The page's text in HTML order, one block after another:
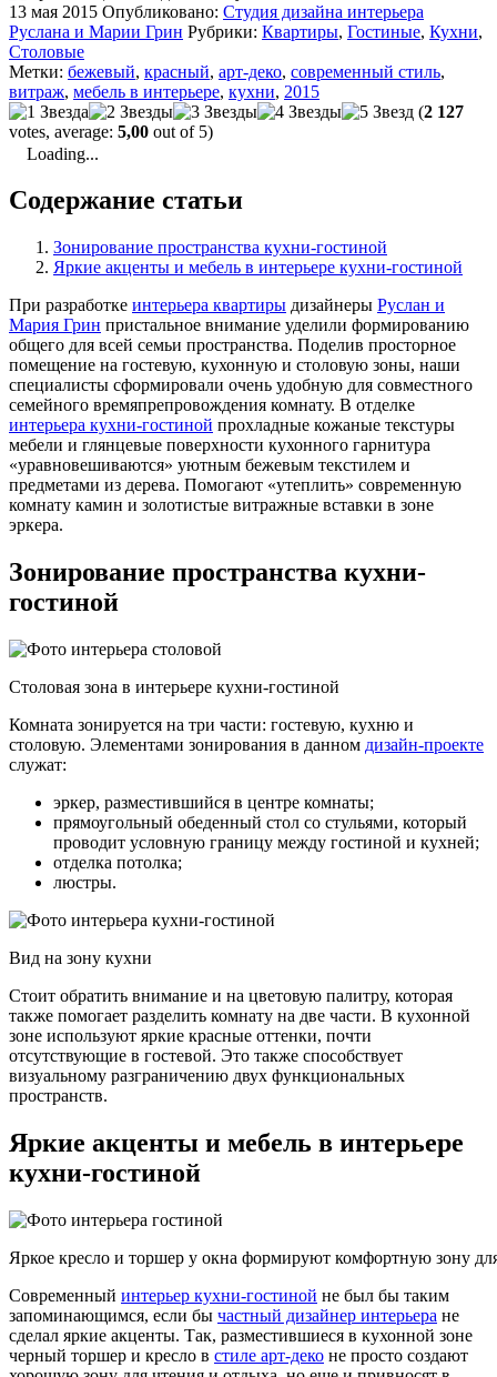
13 мая 2015 Опубликовано: Студия дизайна интерьера
Руслана и Марии Грин Рубрики: Квартиры, Гостиные, Кухни,
Столовые
Метки: бежевый, красный, арт-деко, современный стиль,
витраж, мебель в интерьере, кухни, 2015
(2 127
votes, average: 5,00 out of 5)
Loading...
Содержание статьи
Зонирование пространства кухни-гостиной
Яркие акценты и мебель в интерьере кухни-гостиной
При разработке интерьера квартиры дизайнеры Руслан и
Мария Грин пристальное внимание уделили формированию
общего для всей семьи пространства. Поделив просторное
помещение на гостевую, кухонную и столовую зоны, наши
специалисты сформировали очень удобную для совместного
семейного времяпрепровождения комнату. В отделке
интерьера кухни-гостиной прохладные кожаные текстуры
мебели и глянцевые поверхности кухонного гарнитура
«уравновешиваются» уютным бежевым текстилем и
предметами из дерева. Помогают «утеплить» современную
комнату камин и золотистые витражные вставки в зоне
эркера.
Зонирование пространства кухни-
гостиной
Столовая зона в интерьере кухни-гостиной
Комната зонируется на три части: гостевую, кухню и
столовую. Элементами зонирования в данном дизайн-проекте
служат:
эркер, разместившийся в центре комнаты;
прямоугольный обеденный стол со стульями, который
проводит условную границу между гостиной и кухней;
отделка потолка;
люстры.
Вид на зону кухни
Стоит обратить внимание и на цветовую палитру, которая
также помогает разделить комнату на две части. В кухонной
зоне используют яркие красные оттенки, почти
отсутствующие в гостевой. Это также способствует
визуальному разграничению двух функциональных
пространств.
Яркие акценты и мебель в интерьере
кухни-гостиной
Яркое кресло и торшер у окна формируют комфортную зону
Современный интерьер кухни-гостиной не был бы таким
запоминающимся, если бы частный дизайнер интерьера не
сделал яркие акценты. Так, разместившиеся в кухонной зоне
черный торшер и кресло в стиле арт-деко не просто создают